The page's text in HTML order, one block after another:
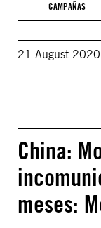
CAMPAÑAS
21 August 2020
China:
meses: